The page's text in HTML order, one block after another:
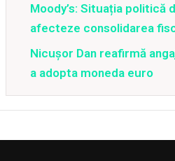
Moody’s: Situația politică
afecteze consolidarea
Nicușor Dan reafirmă
a adopta moneda euro